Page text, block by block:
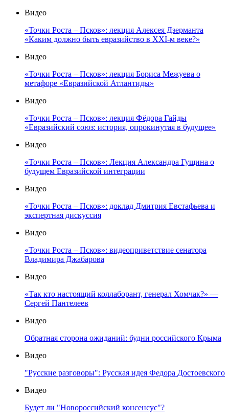
Видео
«Точки Роста – Псков»: лекция Алексея Дзерманта
«Каким должно быть евразийство в XXI-м веке?»
Видео
«Точки Роста – Псков»: лекция Бориса Межуева о
метафоре «Евразийской Атлантиды»
Видео
«Точки Роста – Псков»: лекция Фёдора Гайды
«Евразийский союз: история, опрокинутая в будущее»
Видео
«Точки Роста – Псков»: Лекция Александра Гущина о
будущем Евразийской интеграции
Видео
«Точки Роста – Псков»: доклад Дмитрия Евстафьева и
экспертная дискуссия
Видео
«Точки Роста – Псков»: видеоприветствие сенатора
Владимира Джабарова
Видео
«Так кто настоящий коллаборант, генерал Хомчак?» —
Сергей Пантелеев
Видео
Обратная сторона ожиданий: будни российского Крыма
Видео
"Русские разговоры": Русская идея Федора Достоевского
Видео
Будет ли "Новороссийский консенсус"?